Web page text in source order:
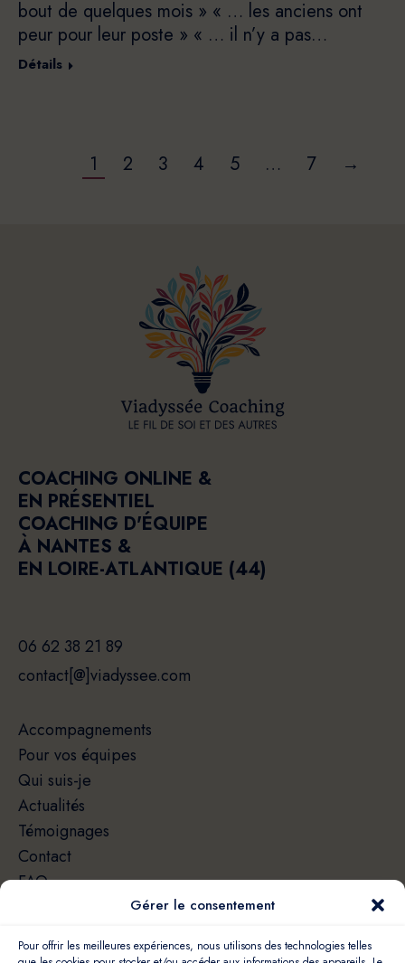
Gérer le consentement
Pour offrir les meilleures expériences, nous utilisons des technologies telles
bout de quelques mois » « … les anciens ont
peur pour leur poste » « … il n’y a pas…
Détails
1 2 3 4 5 … 7 →
COACHING ONLINE &
EN PRÉSENTIEL
COACHING D'ÉQUIPE
À NANTES &
EN LOIRE-ATLANTIQUE (44)
06 62 38 21 89
contact[@]viadyssee.com
Accompagnements
Pour vos équipes
Qui suis-je
Actualités
Témoignages
Contact
FAQ